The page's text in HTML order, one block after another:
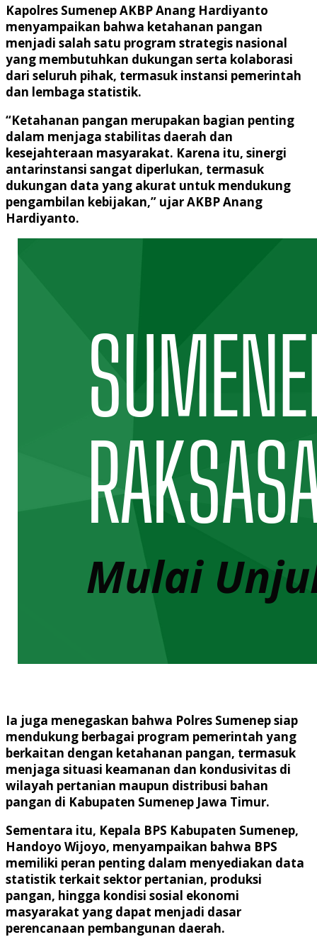
Kapolres Sumenep AKBP Anang Hardiyanto
menyampaikan bahwa ketahanan pangan
menjadi salah satu program strategis nasional
yang membutuhkan dukungan serta kolaborasi
dari seluruh pihak, termasuk instansi pemerintah
dan lembaga statistik.
“Ketahanan pangan merupakan bagian penting
dalam menjaga stabilitas daerah dan
kesejahteraan masyarakat. Karena itu, sinergi
antarinstansi sangat diperlukan, termasuk
dukungan data yang akurat untuk mendukung
pengambilan kebijakan,” ujar AKBP Anang
Hardiyanto.
Ia juga menegaskan bahwa Polres Sumenep siap
mendukung berbagai program pemerintah yang
berkaitan dengan ketahanan pangan, termasuk
menjaga situasi keamanan dan kondusivitas di
wilayah pertanian maupun distribusi bahan
pangan di Kabupaten Sumenep Jawa Timur.
Sementara itu, Kepala BPS Kabupaten Sumenep,
Handoyo Wijoyo, menyampaikan bahwa BPS
memiliki peran penting dalam menyediakan data
statistik terkait sektor pertanian, produksi
pangan, hingga kondisi sosial ekonomi
masyarakat yang dapat menjadi dasar
perencanaan pembangunan daerah.